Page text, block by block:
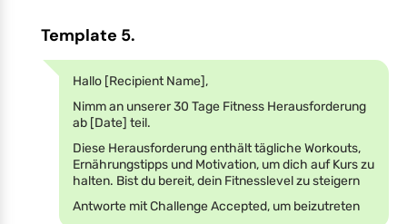
Template 5.
Hallo [Recipient Name],
Nimm an unserer 30 Tage Fitness Herausforderung
ab [Date] teil.
Diese Herausforderung enthält tägliche Workouts,
Ernährungstipps und Motivation, um dich auf Kurs zu
halten. Bist du bereit, dein Fitnesslevel zu steigern
Antworte mit Challenge Accepted, um beizutreten